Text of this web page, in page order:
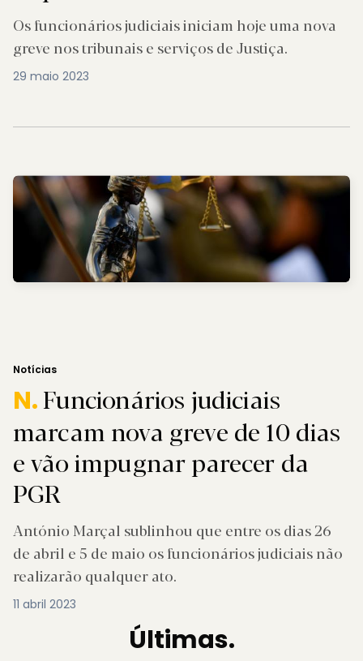
Os funcionários judiciais iniciam hoje uma nova
greve nos tribunais e serviços de Justiça.
29 maio 2023
Notícias
N.Funcionários judiciais
marcam nova greve de 10 dias
e vão impugnar parecer da
PGR
António Marçal sublinhou que entre os dias 26
de abril e 5 de maio os funcionários judiciais não
realizarão qualquer ato.
11 abril 2023
Últimas.